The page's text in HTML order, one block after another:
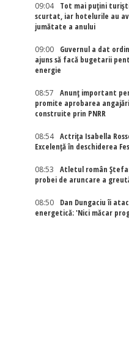
09:04
Tot mai puțini
scurtat, iar hotelurile au
jumătate a anului
09:00
Guvernul a dat
ajuns să facă bugetarii
energie
08:57
Anunț important
promite aprobarea
construite prin PNRR
08:54
Actriţa Isabella
Excelenţă în deschiderea
08:53
Atletul român
probei de aruncare a
08:50
Dan Dungaciu îi
energetică: 'Nici măcar